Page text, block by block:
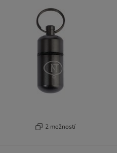
2 možností